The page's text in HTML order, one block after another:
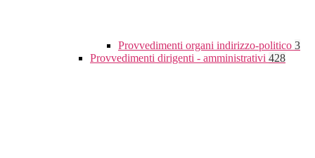
Provvedimenti organi indirizzo-politico 3
Provvedimenti dirigenti - amministrativi 428